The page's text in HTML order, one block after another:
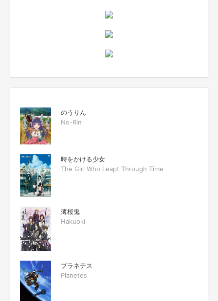
のうりん
No-Rin
時をかける少女
The Girl Who Leapt Through Time
薄桜鬼
Hakuoki
プラネテス
Planetes